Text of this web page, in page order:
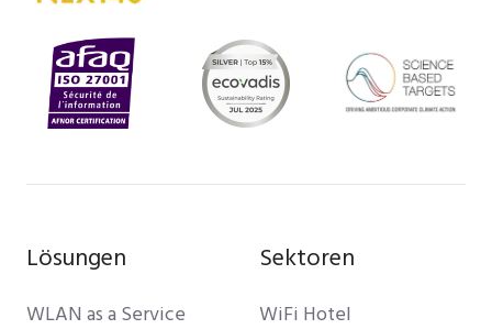
Lösungen
WLAN as a Service
Sektoren
WiFi Hotel